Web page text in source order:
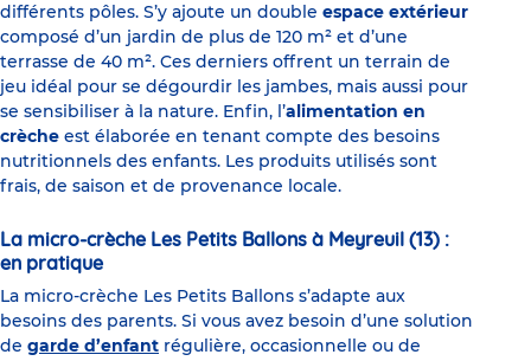
différents pôles. S’y ajoute un double espace extérieur
composé d’un jardin de plus de 120 m² et d’une
terrasse de 40 m². Ces derniers offrent un terrain de
jeu idéal pour se dégourdir les jambes, mais aussi pour
se sensibiliser à la nature. Enfin, l’alimentation en
crèche est élaborée en tenant compte des besoins
nutritionnels des enfants. Les produits utilisés sont
frais, de saison et de provenance locale.
La micro-crèche Les Petits Ballons à Meyreuil (13) :
en pratique
La micro-crèche Les Petits Ballons s’adapte aux
besoins des parents. Si vous avez besoin d’une solution
de garde d’enfant régulière, occasionnelle ou de